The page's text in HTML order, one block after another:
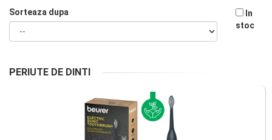
Sorteaza dupa
In
stoc
PERIUTE DE DINTI